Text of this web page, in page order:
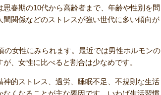
春期の10代から高齢者まで、年齢や性別を問
関係などのストレスが強い世代に多い傾向が
女性にみられます。最近では男性ホルモンの
、女性に比べると割合は少なめです。
的ストレス、過労、睡眠不足、不規則な生活
くなることが主な要因です。いわば生活習慣